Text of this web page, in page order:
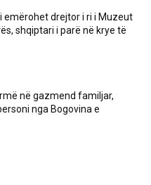
emërohet drejtor i ri i Muzeut
shqiptari i parë në krye të
në gazmend familjar,
nga Bogovina e